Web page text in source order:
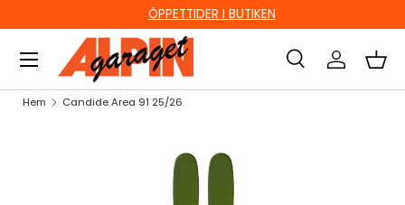
HOPPA TILL INNEHÅLL
ÖPPETTIDER I BUTIKEN
Sök
Sök
Sök Logga inKorg
Hem Candide Area 91 25/26
HOPPA TILL PRODUKTINFORMATION